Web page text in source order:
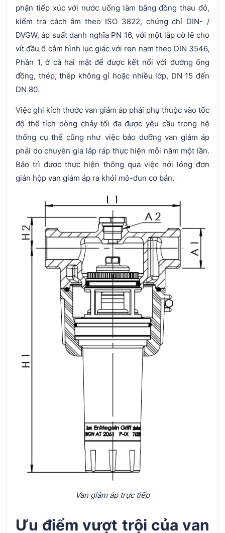
phận tiếp xúc với nước uống làm bằng đồng thau đỏ,
kiểm tra cách âm theo ISO 3822, chứng chỉ DIN- /
DVGW, áp suất danh nghĩa PN 16, với một lắp cờ lê cho
vít đầu ổ cắm hình lục giác với ren nam theo DIN 3546,
Phần 1, ở cả hai mặt để được kết nối với đường ống
đồng, thép, thép không gỉ hoặc nhiều lớp, DN 15 đến
DN 80.
Việc ghi kích thước van giảm áp phải phụ thuộc vào tốc
độ thể tích dòng chảy tối đa được yêu cầu trong hệ
thống cụ thể cũng như việc bảo dưỡng van giảm áp
phải do chuyên gia lắp ráp thực hiện mỗi năm một lần.
Bảo trì được thực hiện thông qua việc nới lỏng đơn
giản hộp van giảm áp ra khỏi mô-đun cơ bản.
Van giảm áp trực tiếp
Ưu điểm vượt trội của van